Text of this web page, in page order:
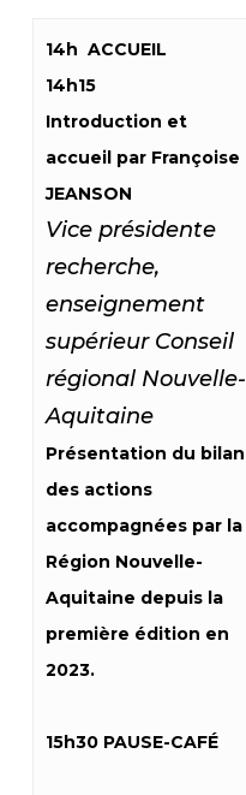
14h ACCUEIL
14h15
Introduction et
accueil par Françoise
JEANSON
Vice présidente
recherche,
enseignement
supérieur Conseil
régional Nouvelle-
Aquitaine
Présentation du bilan
des actions
accompagnées par la
Région Nouvelle-
Aquitaine depuis la
première édition en
2023.
15h30 PAUSE-CAFÉ